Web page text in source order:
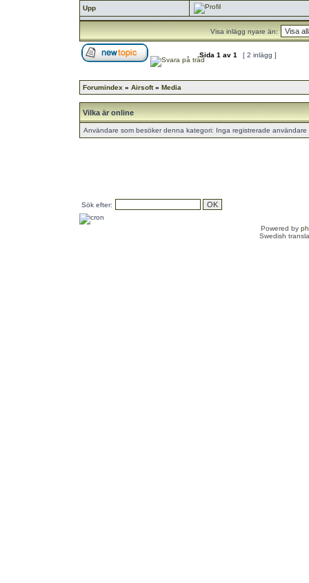
Upp
Visa inlägg nyare än:
Sida 1 av 1 [ 2 inlägg ]
Forumindex » Airsoft» Media
Vilka är online
Användare som besöker denna kategori: Inga registrerade användare
Sök efter:
Powered by
Swedish